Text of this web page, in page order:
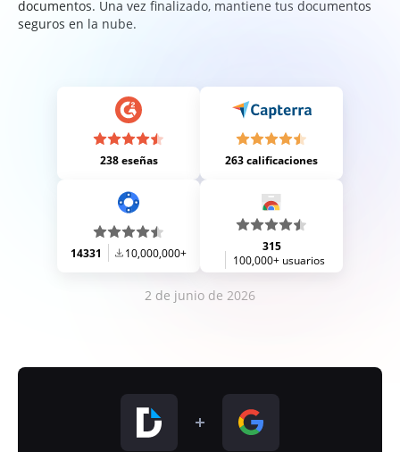
documentos. Una vez finalizado, mantiene tus documentos
seguros en la nube.
238 eseñas 263 calificaciones
14331 10,000,000+
315
100,000+ usuarios
2 de junio de 2026